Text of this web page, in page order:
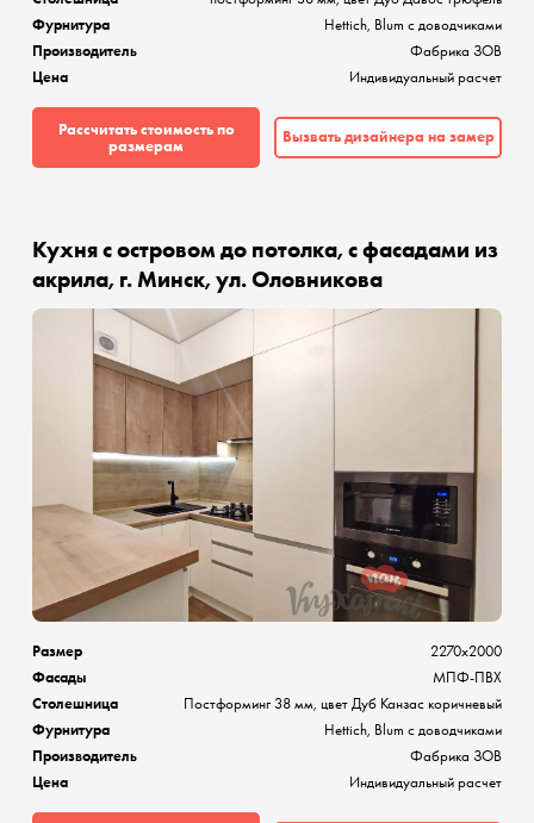
Фурнитура
Hettich, Blum с доводчиками
Производитель
Фабрика ЗОВ
Цена
Индивидуальный расчет
Рассчитать стоимость по
размерам
Вызвать дизайнера на замер
Кухня с островом до потолка, с фасадами из
акрила, г. Минск, ул. Оловникова
Размер
2270х2000
Фасады
МПФ-ПВХ
Столешница
Постформинг 38 мм, цвет Дуб Канзас коричневый
Фурнитура
Hettich, Blum с доводчиками
Производитель
Фабрика ЗОВ
Цена
Индивидуальный расчет